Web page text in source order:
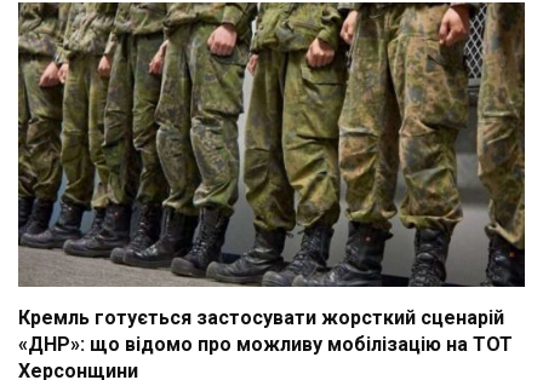
Кремль готується застосувати жорсткий сценарій
«ДНР»: що відомо про можливу мобілізацію на ТОТ
Херсонщини